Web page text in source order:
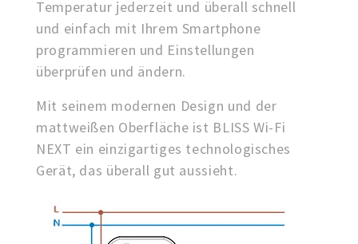
Temperatur jederzeit und überall schnell
und einfach mit Ihrem Smartphone
programmieren und Einstellungen
überprüfen und ändern.
Mit seinem modernen Design und der
mattweißen Oberfläche ist BLISS Wi-Fi
NEXT ein einzigartiges technologisches
Gerät, das überall gut aussieht.